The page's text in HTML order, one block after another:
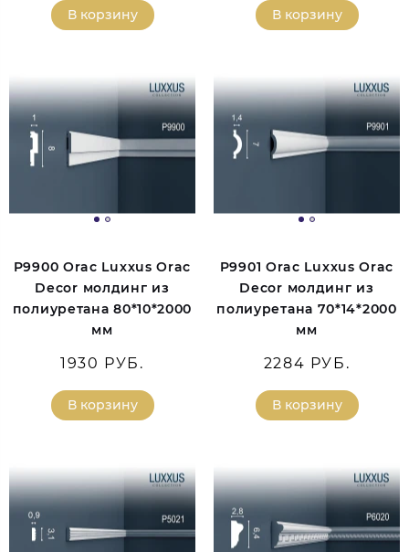
В корзину В корзину
P9900 Orac Luxxus Orac
Decor молдинг из
полиуретана 80*10*2000
мм
1930 РУБ.
В корзину
P9901 Orac Luxxus Orac
Decor молдинг из
полиуретана 70*14*2000
мм
2284 РУБ.
В корзину